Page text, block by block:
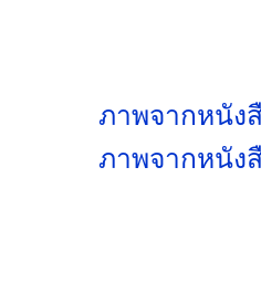
ภาพจากหนัง
ภาพจากหนัง